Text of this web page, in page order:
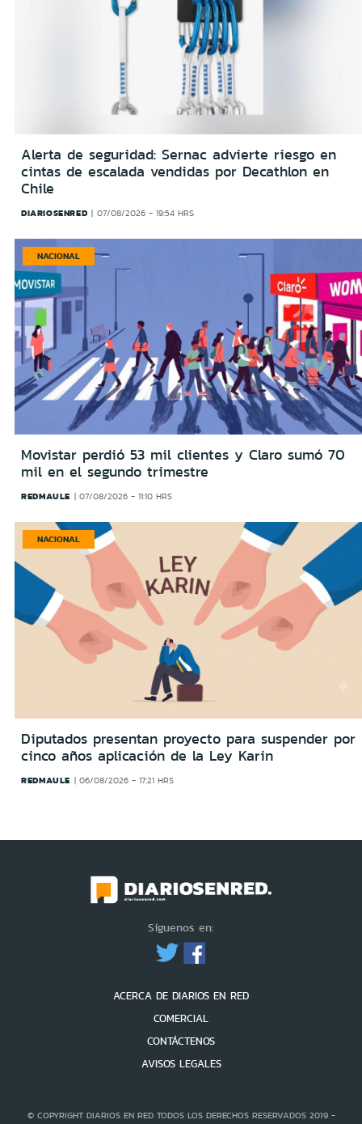
Alerta de seguridad: Sernac advierte riesgo en
cintas de escalada vendidas por Decathlon en
Chile
DIARIOSENRED 07/08/2026 - 19:54 HRS
NACIONAL
Movistar perdió 53 mil clientes y Claro sumó 70
mil en el segundo trimestre
REDMAULE 07/08/2026 - 11:10 HRS
NACIONAL
Diputados presentan proyecto para suspender por
cinco años aplicación de la Ley Karin
REDMAULE 06/08/2026 - 17:21 HRS
Síguenos en:
ACERCA DE DIARIOS EN RED
COMERCIAL
CONTÁCTENOS
AVISOS LEGALES
© COPYRIGHT DIARIOS EN RED TODOS LOS DERECHOS RESERVADOS 2019 -